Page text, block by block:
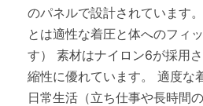
のパネルで設計されています
とは適性な着圧と体へのフィ
す） 素材はナイロン6が採用
縮性に優れています。 適度な
日常生活（立ち仕事や長時間